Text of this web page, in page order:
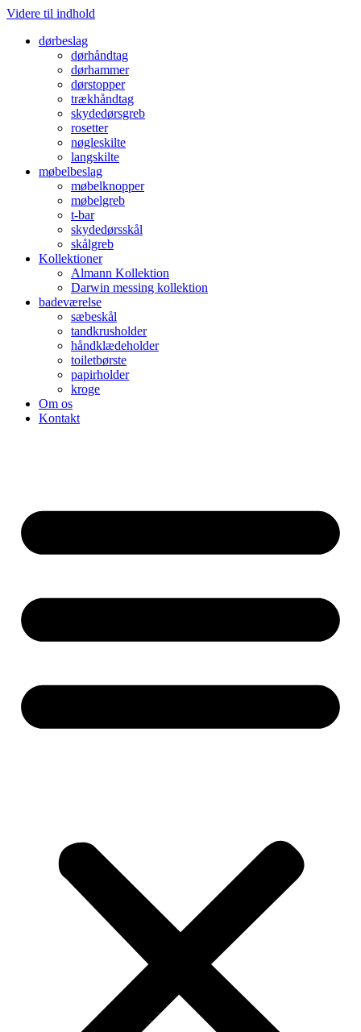
Videre til indhold
dørbeslag
dørhåndtag
dørhammer
dørstopper
trækhåndtag
skydedørsgreb
rosetter
nøgleskilte
langskilte
møbelbeslag
møbelknopper
møbelgreb
t-bar
skydedørsskål
skålgreb
Kollektioner
Almann Kollektion
Darwin messing kollektion
badeværelse
sæbeskål
tandkrusholder
håndklædeholder
toiletbørste
papirholder
kroge
Om os
Kontakt